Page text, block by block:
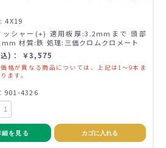
4X19
ッシャー(+) 適用板厚:3.2mmまで 頭部
材質:鉄 処理:三価クロムクロメート
)： ￥3,575
格が異なる商品については、上記は1～9本ま
ます。
901-4326
を見る カゴに入れる